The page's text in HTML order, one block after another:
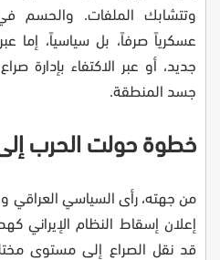
وتتشابك الملفات. والحسم
عسكرياً صرفاً، بل سياسياً، إما
جديد، أو عبر الاكتفاء بإدارة
جسد المنطقة.
خطوة حولت الحرب
من جهته، رأى السياسي العراقي
إعلان إسقاط النظام الإيراني
قد نقل الصراع إلى مستوى